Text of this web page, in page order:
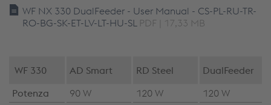
WF NX 330 DualFeeder - User Manual - CS-PL-RU-TR-
RO-BG-SK-ET-LV-LT-HU-SL PDF | 17,33 MB
WF 330 AD Smart RD Steel
DualFeeder
Potenza
90 W 120 W
120 W